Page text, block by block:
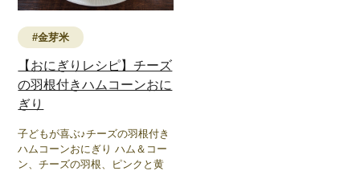
#金芽米
【おにぎりレシピ】チーズ
の羽根付きハムコーンおに
ぎり
子どもが喜ぶ♪チーズの羽根付き
ハムコーンおにぎり ハム＆コー
ン、チーズの羽根、ピンクと黄